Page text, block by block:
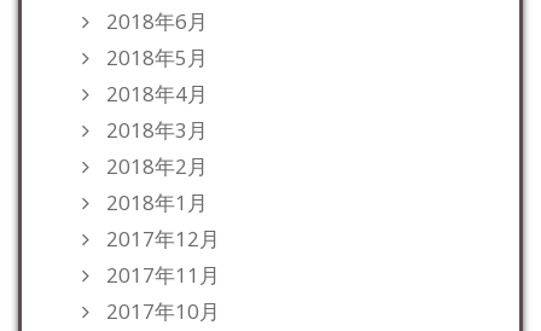
2018年6月
2018年5月
2018年4月
2018年3月
2018年2月
2018年1月
2017年12月
2017年11月
2017年10月